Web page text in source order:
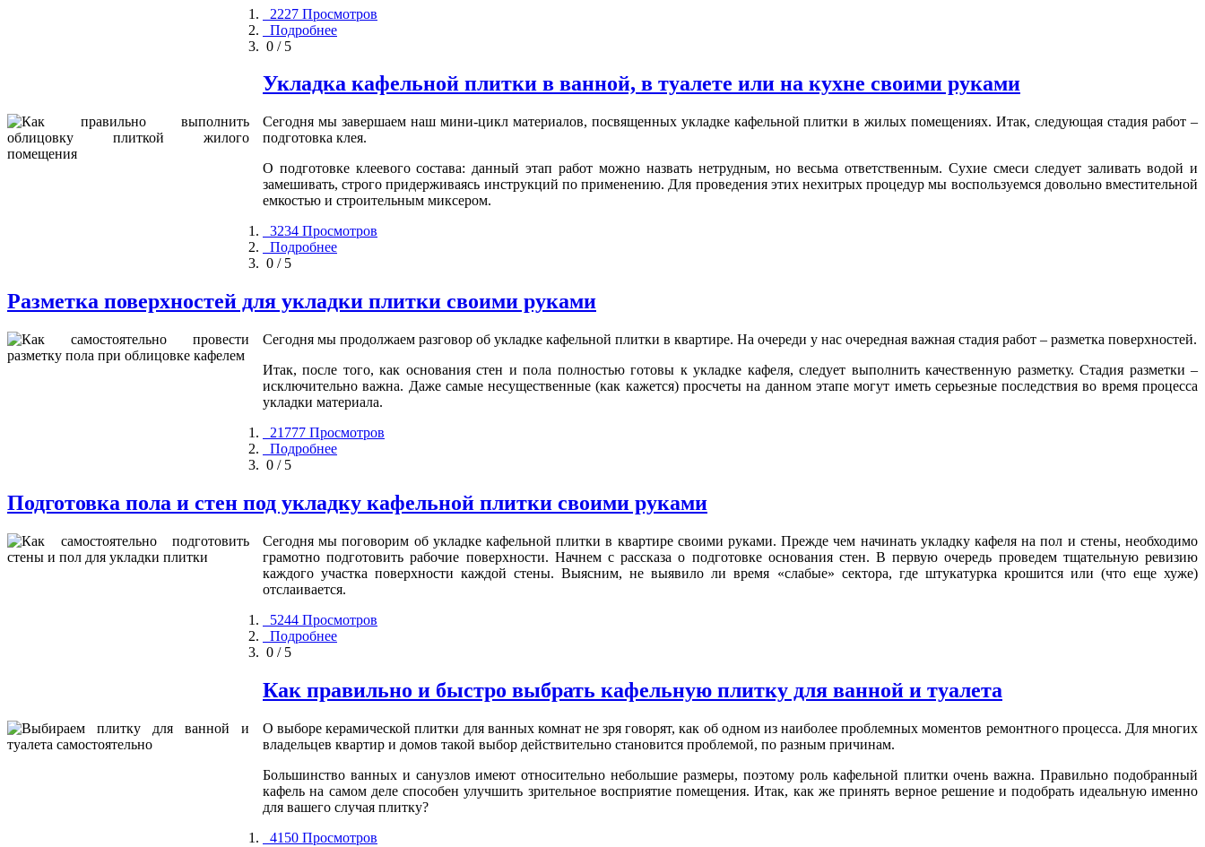
2227 Просмотров
Подробнее
0 / 5
Укладка кафельной плитки в ванной, в туалете или на кухне своими руками
Сегодня мы завершаем наш мини-цикл материалов, посвященных укладке кафельной плитки в жилых помещениях. Итак, следующая стадия работ –
подготовка клея.
О подготовке клеевого состава: данный этап работ можно назвать нетрудным, но весьма ответственным. Сухие смеси следует заливать водой и
замешивать, строго придерживаясь инструкций по применению. Для проведения этих нехитрых процедур мы воспользуемся довольно вместительной
емкостью и строительным миксером.
3234 Просмотров
Подробнее
0 / 5
Разметка поверхностей для укладки плитки своими руками
Сегодня мы продолжаем разговор об укладке кафельной плитки в квартире. На очереди у нас очередная важная стадия работ – разметка поверхностей.
Итак, после того, как основания стен и пола полностью готовы к укладке кафеля, следует выполнить качественную разметку. Стадия разметки –
исключительно важна. Даже самые несущественные (как кажется) просчеты на данном этапе могут иметь серьезные последствия во время процесса
укладки материала.
21777 Просмотров
Подробнее
0 / 5
Подготовка пола и стен под укладку кафельной плитки своими руками
Сегодня мы поговорим об укладке кафельной плитки в квартире своими руками. Прежде чем начинать укладку кафеля на пол и стены, необходимо
грамотно подготовить рабочие поверхности. Начнем с рассказа о подготовке основания стен. В первую очередь проведем тщательную ревизию
каждого участка поверхности каждой стены. Выясним, не выявило ли время «слабые» сектора, где штукатурка крошится или (что еще хуже)
отслаивается.
5244 Просмотров
Подробнее
0 / 5
Как правильно и быстро выбрать кафельную плитку для ванной и туалета
О выборе керамической плитки для ванных комнат не зря говорят, как об одном из наиболее проблемных моментов ремонтного процесса. Для многих
владельцев квартир и домов такой выбор действительно становится проблемой, по разным причинам.
Большинство ванных и санузлов имеют относительно небольшие размеры, поэтому роль кафельной плитки очень важна. Правильно подобранный
кафель на самом деле способен улучшить зрительное восприятие помещения. Итак, как же принять верное решение и подобрать идеальную именно
для вашего случая плитку?
4150 Просмотров